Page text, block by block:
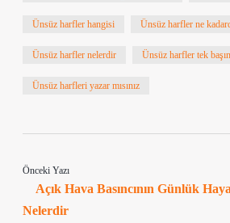
Ünsüz harfler hangisi Ünsüz harfler ne
Ünsüz harfler nelerdir Ünsüz harfler tek
Ünsüz harfleri yazar mısınız
Önceki Yazı
Açık Hava Basıncının Günlük
Nelerdir